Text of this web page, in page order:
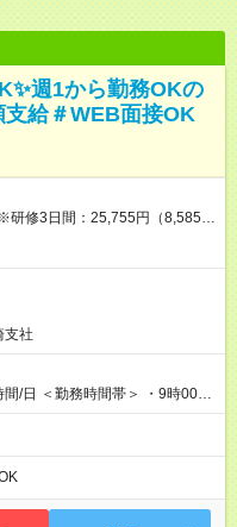
週1から勤務OKの
給＃WEB面接OK
修3日間：25,755円（8,585円
週5日勤務×フルタイムも可能 ✅
ー
も嬉しい制度！ 条件に応じ
最大10万円 ■入社者：最大5万
り 試
給与は本採用時と同じです。
社
9時00分
能で、1
用。短期勤務や副業としての
できます。有給休暇も積極的